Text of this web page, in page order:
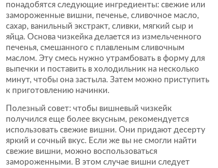
понадобятся следующие ингредиенты: свежие или
замороженные вишни, печенье, сливочное масло,
сахар, ванильный экстракт, сливки, мягкий сыр и
яйца. Основа чизкейка делается из измельченного
печенья, смешанного с плавленым сливочным
маслом. Эту смесь нужно утрамбовать в форму для
выпечки и поставить в холодильник на несколько
минут, чтобы она застыла. Затем можно приступить
к приготовлению начинки.
Полезный совет: чтобы вишневый чизкейк
получился еще более вкусным, рекомендуется
использовать свежие вишни. Они придают десерту
яркий и сочный вкус. Если же вы не смогли найти
свежие вишни, можно воспользоваться
замороженными. В этом случае вишни следует